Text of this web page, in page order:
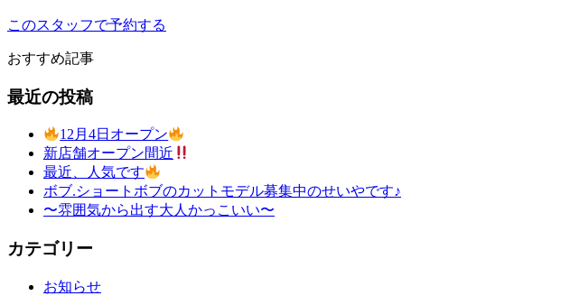
このスタッフで予約する
おすすめ記事
最近の投稿
12月4日オープン
新店舗オープン間近
最近、人気です
ボブ.ショートボブのカットモデル募集中のせいやです♪
〜雰囲気から出す大人かっこいい〜
カテゴリー
お知らせ